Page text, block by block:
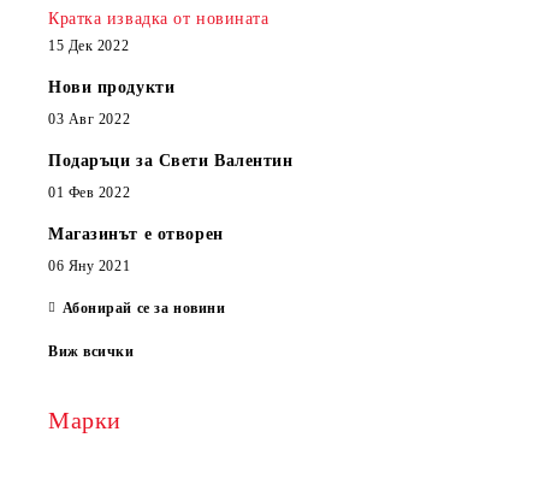
Кратка извадка от новината
15 Дек 2022
Нови продукти
03 Авг 2022
Подаръци за Свети Валентин
01 Фев 2022
Магазинът е отворен
06 Яну 2021
Абонирай се за новини
Виж всички
Марки